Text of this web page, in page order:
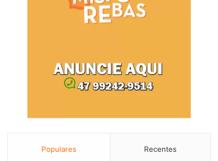
Populares Recentes